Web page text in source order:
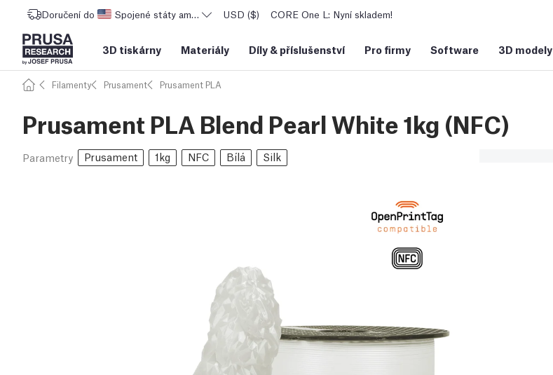
Doručení do Spojené státy americké USD ($) CORE One L: Nyní skladem!
3D tiskárny Materiály Díly & příslušenství Pro firmy Software 3D modely
Filamenty Prusament Prusament PLA
Prusament PLA Blend Pearl White 1kg (NFC)
Parametry Prusament 1kg NFC Bílá Silk